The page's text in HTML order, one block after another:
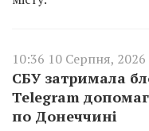
10:36 10 Серпня, 2026
СБУ затримала
Telegram
по Донеччині